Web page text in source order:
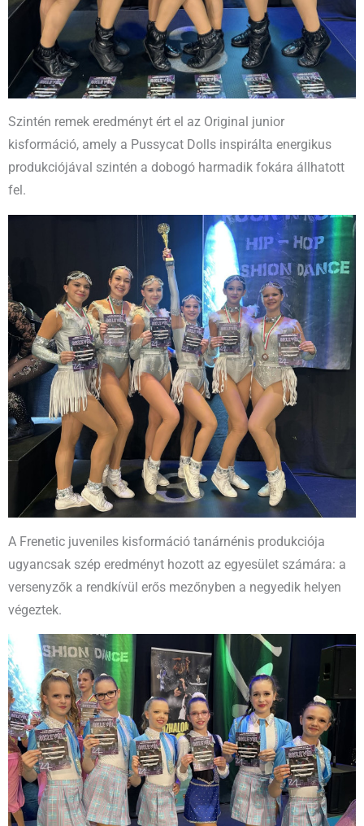
Szintén remek eredményt ért el az Original junior
kisformáció, amely a Pussycat Dolls inspirálta energikus
produkciójával szintén a dobogó harmadik fokára állhatott
fel.
A Frenetic juveniles kisformáció tanárnénis produkciója
ugyancsak szép eredményt hozott az egyesület számára: a
versenyzők a rendkívül erős mezőnyben a negyedik helyen
végeztek.